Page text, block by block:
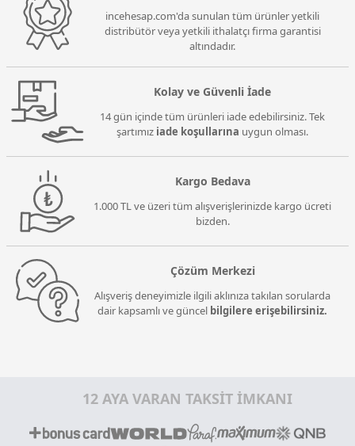
incehesap.com'da sunulan tüm ürünler yetkili
distribütör veya yetkili ithalatçı firma garantisi
altındadır.
Kolay ve Güvenli İade
14 gün içinde tüm ürünleri iade edebilirsiniz. Tek
şartımız iade koşullarına uygun olması.
Kargo Bedava
1.000 TL ve üzeri tüm alışverişlerinizde kargo ücreti
bizden.
Çözüm Merkezi
Alışveriş deneyimizle ilgili aklınıza takılan sorularda
dair kapsamlı ve güncel bilgilere erişebilirsiniz.
12 AYA VARAN TAKSİT İMKANI